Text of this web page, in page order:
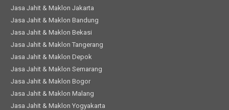
Jasa Jahit & Maklon Jakarta
Jasa Jahit & Maklon Bandung
Jasa Jahit & Maklon Bekasi
Jasa Jahit & Maklon Tangerang
Jasa Jahit & Maklon Depok
Jasa Jahit & Maklon Semarang
Jasa Jahit & Maklon Bogor
Jasa Jahit & Maklon Malang
Jasa Jahit & Maklon Yogyakarta